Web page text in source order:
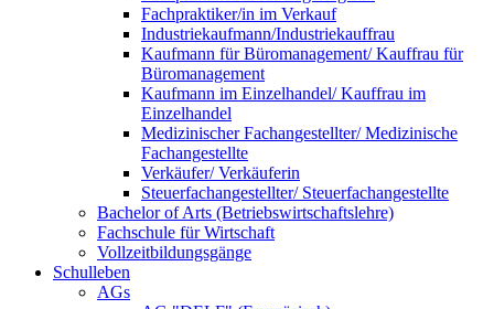
Fachpraktiker/in im Verkauf
Industriekaufmann/Industriekauffrau
Kaufmann für Büromanagement/ Kauffrau für
Büromanagement
Kaufmann im Einzelhandel/ Kauffrau im
Einzelhandel
Medizinischer Fachangestellter/ Medizinische
Fachangestellte
Verkäufer/ Verkäuferin
Steuerfachangestellter/ Steuerfachangestellte
Bachelor of Arts (Betriebswirtschaftslehre)
Fachschule für Wirtschaft
Vollzeitbildungsgänge
Schulleben
AGs